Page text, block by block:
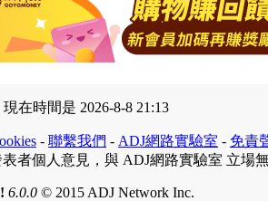
在時間是 2026-8-8 21:13
- 聯繫我們 - ADJ網路實驗室 - 免責
者個人意見，與 ADJ網路實驗室 立場
6.0.0 © 2015 ADJ Network Inc.